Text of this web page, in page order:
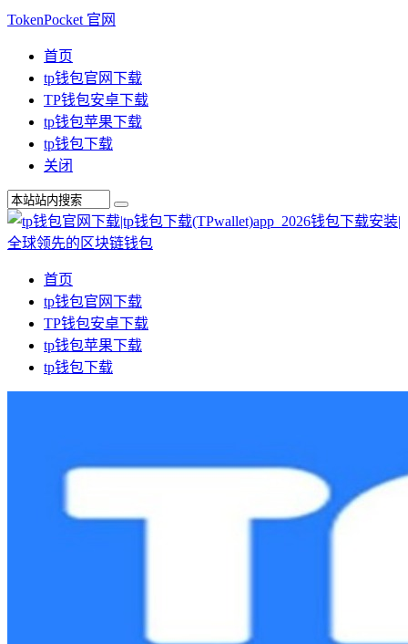
TokenPocket 官网
首页
tp钱包官网下载
TP钱包安卓下载
tp钱包苹果下载
tp钱包下载
关闭
首页
tp钱包官网下载
TP钱包安卓下载
tp钱包苹果下载
tp钱包下载